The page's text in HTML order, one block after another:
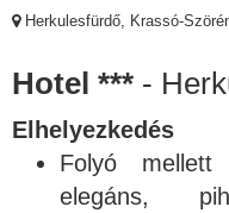
Herkulesfürdő, Krassó-
Hotel *** -
Elhelyezkedés
Folyó mellett
elegáns,